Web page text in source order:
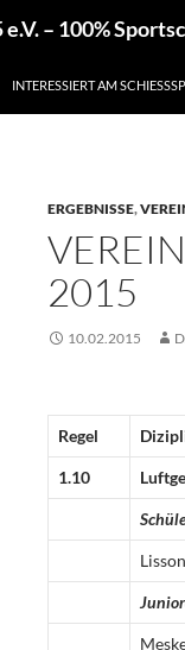
– 100%
INTERESSIERT AM
ERGEBNISSE,
2015
10.02.2015
Regel
1.10
Lisson